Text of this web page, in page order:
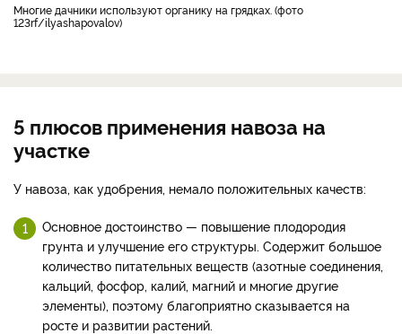
Многие дачники используют органику на грядках. (фото
123rf/ilyashapovalov)
5 плюсов применения навоза на
участке
У навоза, как удобрения, немало положительных качеств:
Основное достоинство — повышение плодородия
грунта и улучшение его структуры. Содержит большое
количество питательных веществ (азотные соединения,
кальций, фосфор, калий, магний и многие другие
элементы), поэтому благоприятно сказывается на
росте и развитии растений.